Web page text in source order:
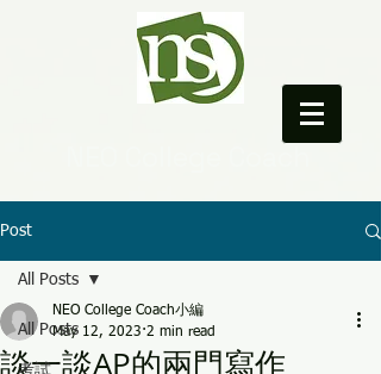
Post
All Posts
考試
All Posts
談一談AP的兩門寫作
NEO College Coach小編
May 12, 2023 2 min read